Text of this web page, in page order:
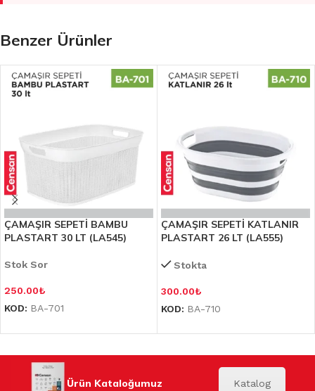
Benzer Ürünler
ÇAMAŞIR SEPETİ BAMBU
PLASTART 30 LT (LA545)
Stok Sor
250.00₺
KOD: BA-701
ÇAMAŞIR SEPETİ KATLANIR
PLASTART 26 LT (LA555)
Stokta
300.00₺
KOD: BA-710
Ürün Kataloğumuz Katalog